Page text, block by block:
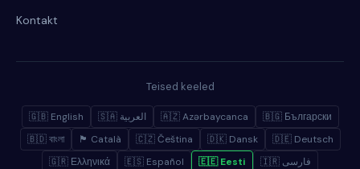
Kontakt
Teised keeled
🇬🇧 English 🇸🇦 العربية 🇦🇿 Azərbaycanca
🇧🇬 Български
🇧🇩 বাংলা
🏴 Català 🇨🇿 Čeština 🇩🇰 Dansk
🇩🇪 Deutsch
🇬🇷 Ελληνικά
🇪🇸 Español 🇪🇪 Eesti
🇮🇷 فارسی